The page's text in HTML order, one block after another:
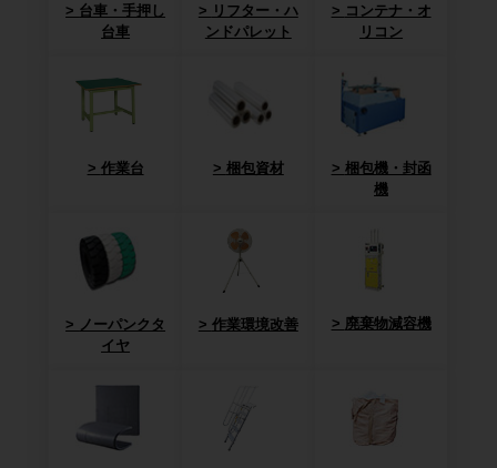
台車・手押し
台車
リフター・ハ
ンドパレット
コンテナ・オ
リコン
作業台 梱包資材
梱包機・封函
機
ノーパンクタ
イヤ
作業環境改善 廃棄物減容機